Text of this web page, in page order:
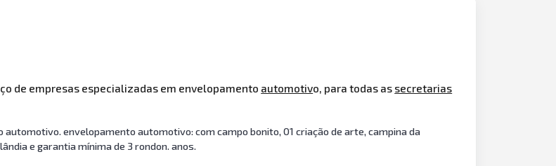
de empresas especializadas em envelopamento automotivo, para todas as secretarias
envelopamento automotivo: com campo bonito, 01 criação de arte, campina da
e garantia mínima de 3 rondon. anos.